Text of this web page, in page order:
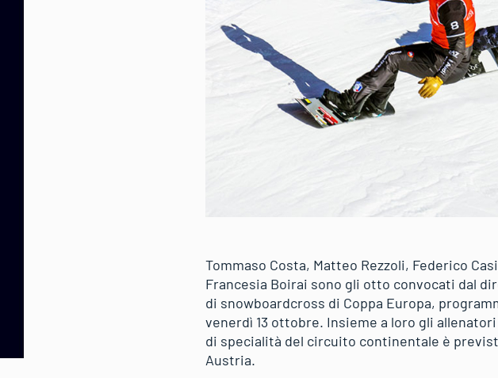
Tommaso Costa, Matteo Rezzoli, Federico
Francesia Boirai sono gli otto convocati dal
di snowboardcross di Coppa Europa,
venerdì 13 ottobre. Insieme a loro gli
di specialità del circuito continentale è
Austria.